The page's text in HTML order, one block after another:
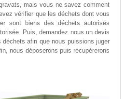
mais vous ne savez comment
vérifier que les déchets dont vous
sont biens des déchets autorisés
Puis, demandez nous un devis
afin que nous puissions juger
nous déposerons puis récupérerons